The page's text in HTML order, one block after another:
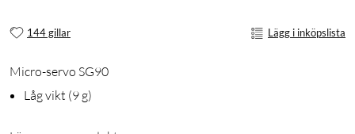
144 gillar Lägg i inköpslista
Micro-servo SG90
Låg vikt (9 g)